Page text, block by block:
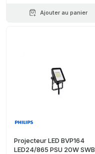
Ajouter au panier
Projecteur LED BVP164
LED24/865 PSU 20W SWB